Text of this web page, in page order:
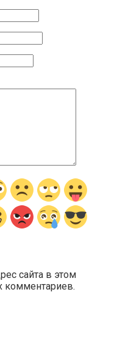
сайта в этом
комментариев.